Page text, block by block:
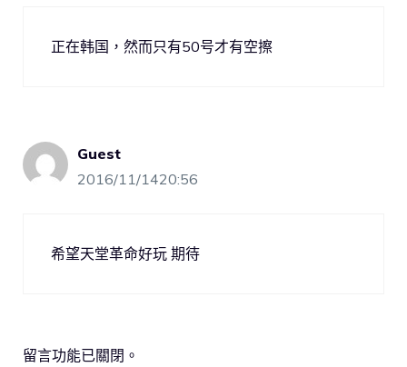
正在韩国，然而只有50号才有空擦
Guest
2016/11/1420:56
希望天堂革命好玩 期待
留言功能已關閉。